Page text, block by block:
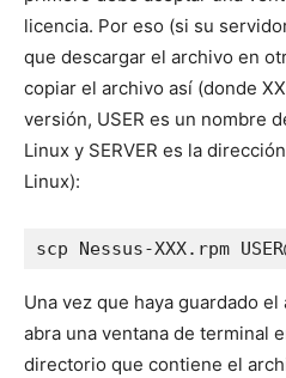
licencia. Por eso (si su
que descargar el archivo en
copiar el archivo así (donde
versión, USER es un nombre
Linux y SERVER es la
Linux):
scp Nessus-XXX.rpm
Una vez que haya guardado
abra una ventana de terminal
directorio que contiene el